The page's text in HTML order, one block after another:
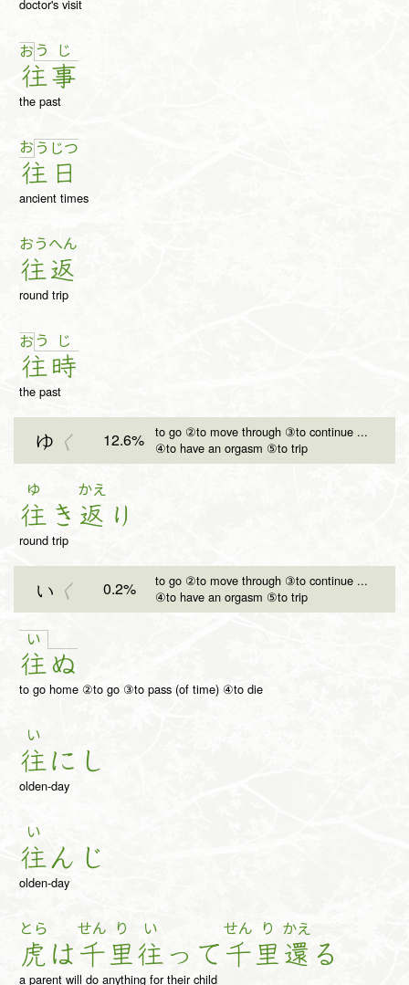
doctor's visit
お う
往
じ
事
the past
お う
往
じつ
日
ancient times
おう
往
へん
返
round trip
お う
往
じ
時
the past
ゆ く 12.6%
to go ②to move through ③to continue ...
④to have an orgasm ⑤to trip
ゆ
往 き
かえ
返 り
round trip
い く 0.2%
to go ②to move through ③to continue ...
④to have an orgasm ⑤to trip
い
往ぬ
to go home ②to go ③to pass (of time) ④to die
い
往に し
olden-day
い
往ん じ
olden-day
とら
虎 は
せん
千
り
里
い
往っ て
せん
千
り
里
かえ
還 る
a parent will do anything for their child